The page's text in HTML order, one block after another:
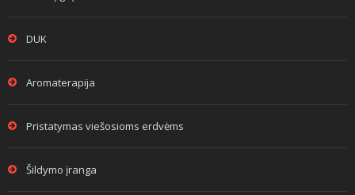
DUK
Aromaterapija
Pristatymas viešosioms erdvėms
Šildymo įranga